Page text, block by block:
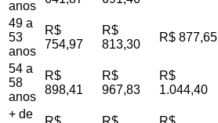
anos
49 a
53
anos
R$
754,97
R$
813,30
R$ 877,65
54 a
58
anos
R$
898,41
R$
967,83
R$
1.044,40
+ de